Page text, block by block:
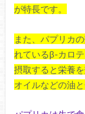
が特長です。
また、パプリカ
れているβ-カロ
摂取すると栄養
オイルなどの油